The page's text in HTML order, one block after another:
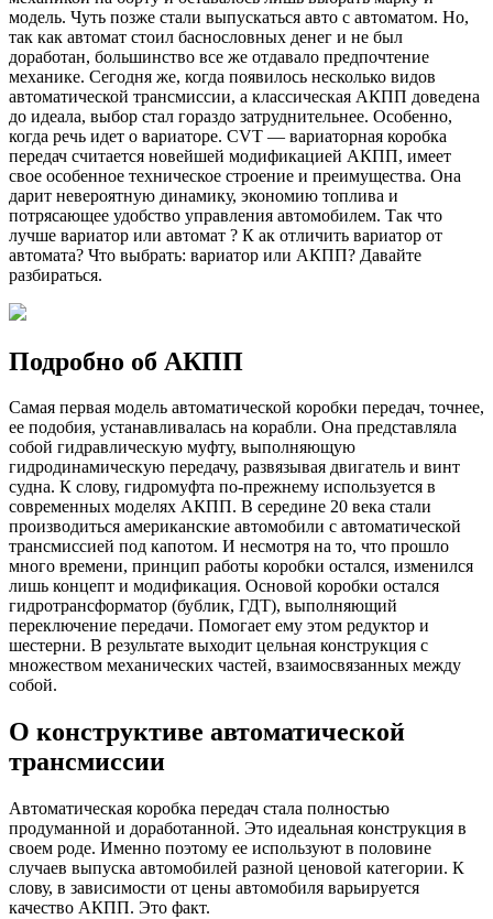
модель. Чуть позже стали выпускаться авто с автоматом. Но,
так как автомат стоил баснословных денег и не был
доработан, большинство все же отдавало предпочтение
механике. Сегодня же, когда появилось несколько видов
автоматической трансмиссии, а классическая АКПП доведена
до идеала, выбор стал гораздо затруднительнее. Особенно,
когда речь идет о вариаторе. CVT — вариаторная коробка
передач считается новейшей модификацией АКПП, имеет
свое особенное техническое строение и преимущества. Она
дарит невероятную динамику, экономию топлива и
потрясающее удобство управления автомобилем. Так что
лучше вариатор или автомат ? К ак отличить вариатор от
автомата? Что выбрать: вариатор или АКПП? Давайте
разбираться.
Подробно об АКПП
Самая первая модель автоматической коробки передач, точнее,
ее подобия, устанавливалась на корабли. Она представляла
собой гидравлическую муфту, выполняющую
гидродинамическую передачу, развязывая двигатель и винт
судна. К слову, гидромуфта по-прежнему используется в
современных моделях АКПП. В середине 20 века стали
производиться американские автомобили с автоматической
трансмиссией под капотом. И несмотря на то, что прошло
много времени, принцип работы коробки остался, изменился
лишь концепт и модификация. Основой коробки остался
гидротрансформатор (бублик, ГДТ), выполняющий
переключение передачи. Помогает ему этом редуктор и
шестерни. В результате выходит цельная конструкция с
множеством механических частей, взаимосвязанных между
собой.
О конструктиве автоматической
трансмиссии
Автоматическая коробка передач стала полностью
продуманной и доработанной. Это идеальная конструкция в
своем роде. Именно поэтому ее используют в половине
случаев выпуска автомобилей разной ценовой категории. К
слову, в зависимости от цены автомобиля варьируется
качество АКПП. Это факт.